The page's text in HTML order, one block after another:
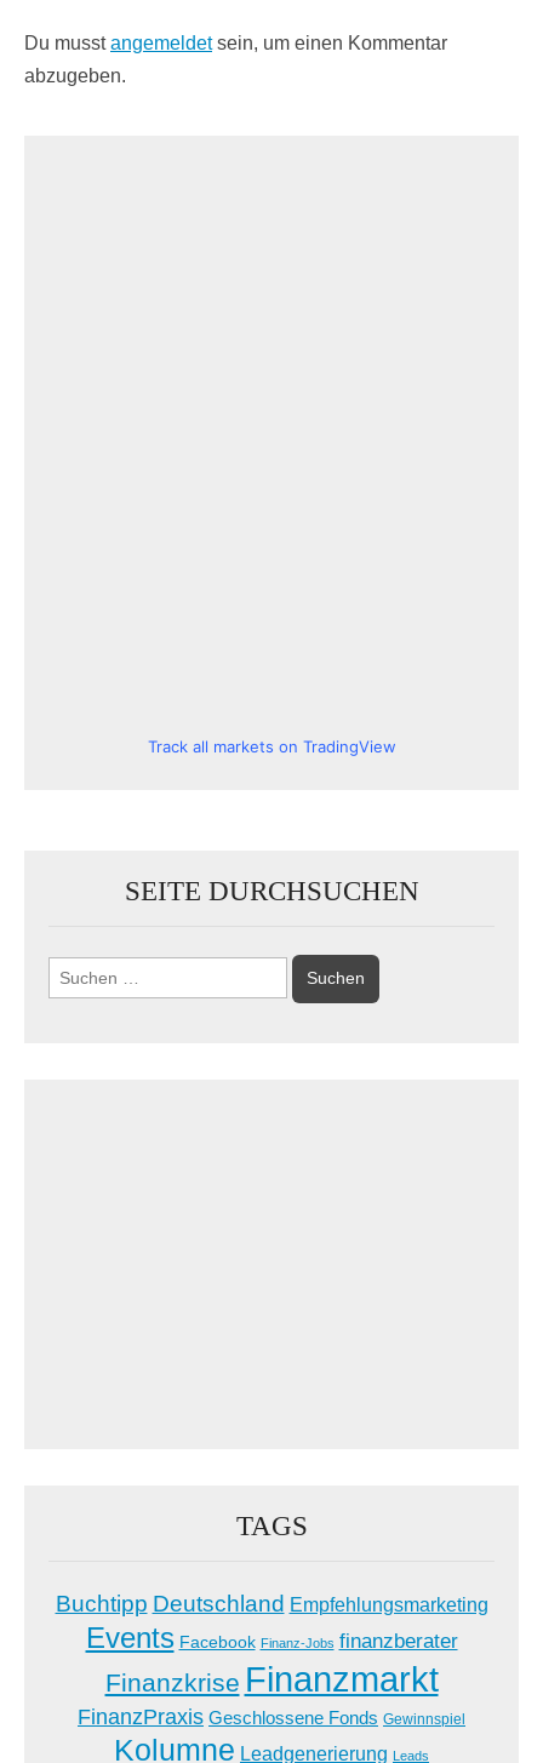
Du musstangemeldetsein, um einen Kommentar
abzugeben.
Track all markets on TradingView
SEITE DURCHSUCHEN
Suchen
nach:
TAGS
Buchtipp Deutschland Empfehlungsmarketing
Events Facebook Finanz-Jobs finanzberater
Finanzkrise Finanzmarkt
FinanzPraxis Geschlossene Fonds Gewinnspiel
Kolumne Leadgenerierung Leads